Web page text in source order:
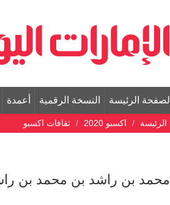
الصفحة الرئيسة النسخة الرقمية أعمدة
الرئيسة اكسبو 2020 ثقافات اكسبو
محمد بن راشد بن محمد بن